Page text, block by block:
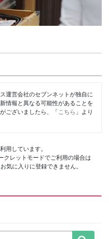
運営会社のセブンネットが独自に
情報と異なる可能性があることを
ございましたら、「 こちら 」より
用しています。
クレットモードでご利用の場合は
気に入りに登録できません。